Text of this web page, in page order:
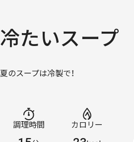
冷たいスープ
夏のスープは冷製で！
調理時間 カロリー